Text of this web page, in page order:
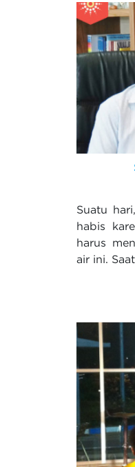
Suatu
habis
harus
air ini.